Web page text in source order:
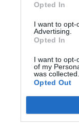
Opted In
I want to opt-
Advertising.
Opted In
I want to opt-
of my
was collected.
Opted Out